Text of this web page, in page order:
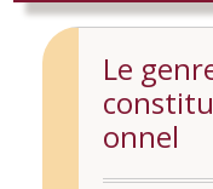
Le
onnel